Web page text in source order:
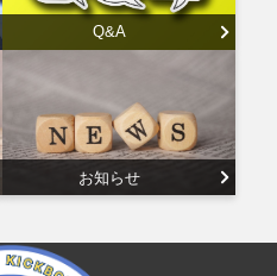
Q&A
お知らせ